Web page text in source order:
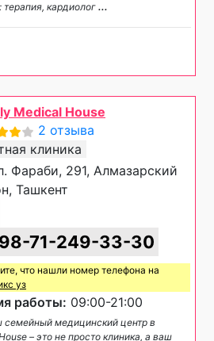
кардиолог ...
Medical House
2 отзыва
клиника
Фараби, 291, Алмазарский
Ташкент
71-249-33-30
что нашли номер телефона на
уз
работы: 09:00-21:00
семейный медицинский центр в
– это не просто клиника, а ваш